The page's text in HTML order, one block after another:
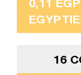
0,11
16